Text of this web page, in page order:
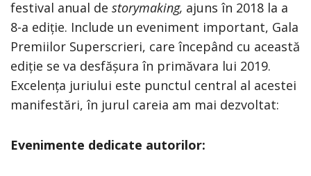
festival anual de storymaking, ajuns în 2018 la a
8-a ediție. Include un eveniment important, Gala
Premiilor Superscrieri, care începând cu această
ediție se va desfășura în primăvara lui 2019.
Excelența juriului este punctul central al acestei
manifestări, în jurul careia am mai dezvoltat:
Evenimente dedicate autorilor: